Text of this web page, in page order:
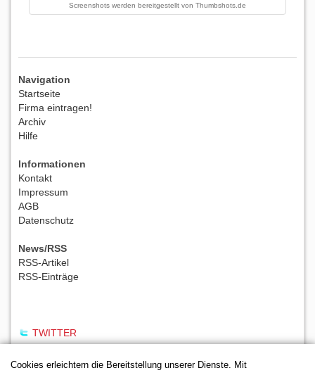
Cookies erleichtern die Bereitstellung unserer Dienste. Mit
Screenshots werden bereitgestellt von Thumbshots.de
Navigation
Startseite
Firma eintragen!
Archiv
Hilfe
Informationen
Kontakt
Impressum
AGB
Datenschutz
News/RSS
RSS-Artikel
RSS-Einträge
TWITTER